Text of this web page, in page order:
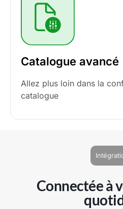
Catalogue avancé
Allez plus loin dans la
catalogue
Connectée à